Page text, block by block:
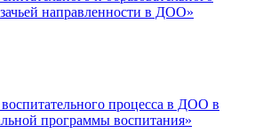
направленности в ДОО»